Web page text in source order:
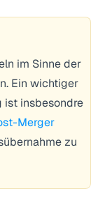
im Sinne der
Ein wichtiger
ist insbesondre
Merger
zu